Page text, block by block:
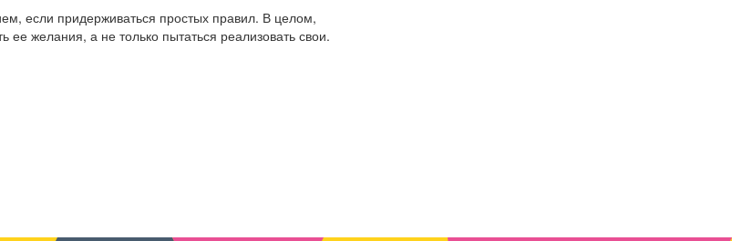
если придерживаться простых правил. В целом,
желания, а не только пытаться реализовать свои.